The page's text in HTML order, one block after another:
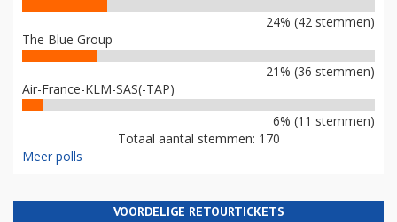
24% (42 stemmen)
The Blue Group
21% (36 stemmen)
Air-France-KLM-SAS(-TAP)
6% (11 stemmen)
Totaal aantal stemmen: 170
Meer polls
VOORDELIGE RETOURTICKETS